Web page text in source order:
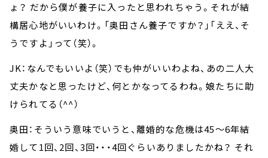
ょ？ だから僕が養子に入ったと思われちゃう。それが結
構居心地がいいわけ。「奥田さん養子ですか？」「ええ、そ
うですよ」って（笑）。
JK：なんでもいいよ（笑）でも仲がいいわよね、あの二人大
丈夫かなと思ったけど、何とかなってるわね。娘たちに助
けられてる（^^）
奥田：そういう意味でいうと、離婚的な危機は45～6年結
婚して1回、2回、3回・・・4回ぐらいありましたかね？ それ